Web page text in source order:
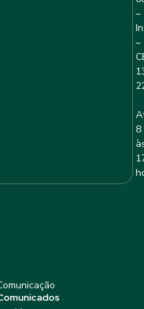
–
–
8